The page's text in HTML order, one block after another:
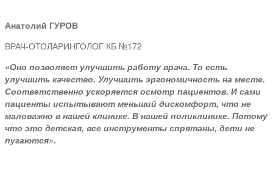
Анатолий ГУРОВ
ВРАЧ-ОТОЛАРИНГОЛОГ КБ №172
«Оно позволяет улучшить работу врача. То есть
улучшить качество. Улучшить эргономичность на месте.
Соответственно ускоряется осмотр пациентов. И сами
пациенты испытывают меньший дискомфорт, что не
маловажно в нашей клинике. В нашей поликлинике. Потому
что это детская, все инструменты спрятаны, дети не
пугаются».